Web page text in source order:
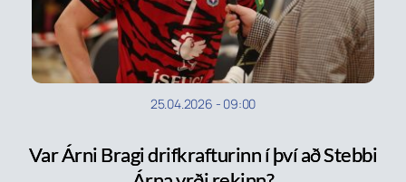
25.04.2026 - 09:00
Var Árni Bragi drifkrafturinn í því að Stebbi